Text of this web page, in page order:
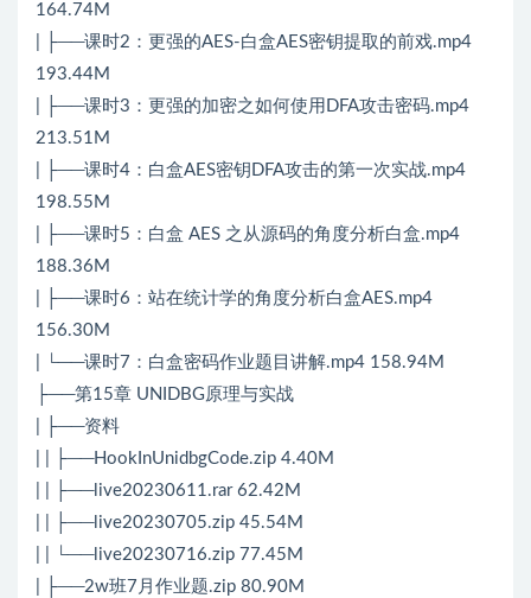
164.74M
| ├──课时2：更强的AES-白盒AES密钥提取的前戏.mp4
193.44M
| ├──课时3：更强的加密之如何使用DFA攻击密码.mp4
213.51M
| ├──课时4：白盒AES密钥DFA攻击的第一次实战.mp4
198.55M
| ├──课时5：白盒 AES 之从源码的角度分析白盒.mp4
188.36M
| ├──课时6：站在统计学的角度分析白盒AES.mp4
156.30M
| └──课时7：白盒密码作业题目讲解.mp4 158.94M
├──第15章 UNIDBG原理与实战
| ├──资料
| | ├──HookInUnidbgCode.zip 4.40M
| | ├──live20230611.rar 62.42M
| | ├──live20230705.zip 45.54M
| | └──live20230716.zip 77.45M
| ├──2w班7月作业题.zip 80.90M